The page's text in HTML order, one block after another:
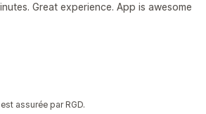
Great experience. App is awesome
assurée par RGD.